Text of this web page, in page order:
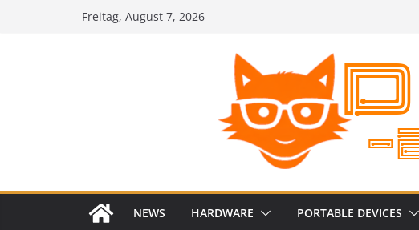
Freitag, August 7, 2026
NEWS HARDWARE PORTABLE DEVICES